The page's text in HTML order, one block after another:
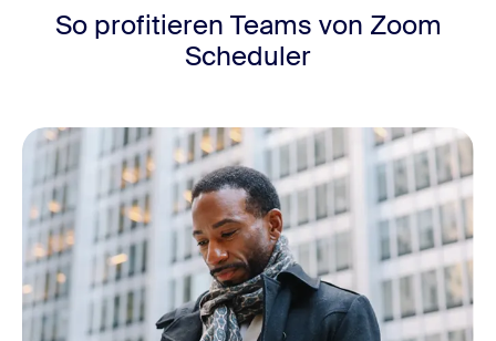
So profitieren Teams von Zoom
Scheduler